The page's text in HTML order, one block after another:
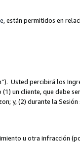
, están permitidos en
Usted percibirá los
(1) un cliente, que debe
y, (2) durante la
u otra infracción